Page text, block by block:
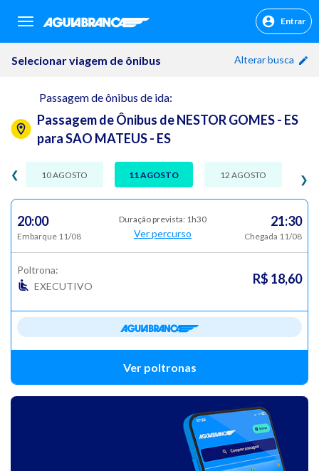
sr.header.toggle.navigation Entrar
Selecionar viagem de ônibus Alterar busca
Passagem de ônibus de ida:
Passagem de Ônibus de NESTOR GOMES - ES
para SAO MATEUS - ES
❯
❮ 10 AGOSTO 11 AGOSTO 12 AGOSTO
20:00
Embarque 11/08
Duração prevista: 1h30
Ver percurso
21:30
Chegada 11/08
Poltrona:
EXECUTIVO
R$ 18,60
Ver poltronas